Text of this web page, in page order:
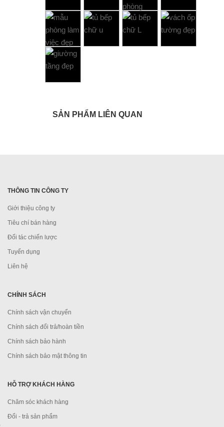
SẢN PHẨM LIÊN QUAN
THÔNG TIN CÔNG TY
Giới thiệu công ty
Tiêu chí bán hàng
Đối tác chiến lược
Tuyển dụng
Liên hệ
CHÍNH SÁCH
Chính sách vận chuyển
Chính sách đổi trả/hoàn tiền
Chính sách bảo hành
Chính sách bảo mật thông tin
HỖ TRỢ KHÁCH HÀNG
Chăm sóc khách hàng
Đổi - trả sản phẩm